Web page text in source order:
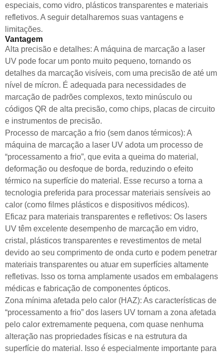
especiais, como vidro, plásticos transparentes e materiais
refletivos. A seguir detalharemos suas vantagens e
limitações.
Vantagem
Alta precisão e detalhes: A máquina de marcação a laser
UV pode focar um ponto muito pequeno, tornando os
detalhes da marcação visíveis, com uma precisão de até um
nível de mícron. É adequada para necessidades de
marcação de padrões complexos, texto minúsculo ou
códigos QR de alta precisão, como chips, placas de circuito
e instrumentos de precisão.
Processo de marcação a frio (sem danos térmicos): A
máquina de marcação a laser UV adota um processo de
“processamento a frio”, que evita a queima do material,
deformação ou desfoque de borda, reduzindo o efeito
térmico na superfície do material. Esse recurso a torna a
tecnologia preferida para processar materiais sensíveis ao
calor (como filmes plásticos e dispositivos médicos).
Eficaz para materiais transparentes e refletivos: Os lasers
UV têm excelente desempenho de marcação em vidro,
cristal, plásticos transparentes e revestimentos de metal
devido ao seu comprimento de onda curto e podem penetrar
materiais transparentes ou atuar em superfícies altamente
refletivas. Isso os torna amplamente usados em embalagens
médicas e fabricação de componentes ópticos.
Zona mínima afetada pelo calor (HAZ): As características de
“processamento a frio” dos lasers UV tornam a zona afetada
pelo calor extremamente pequena, com quase nenhuma
alteração nas propriedades físicas e na estrutura da
superfície do material. Isso é especialmente importante para